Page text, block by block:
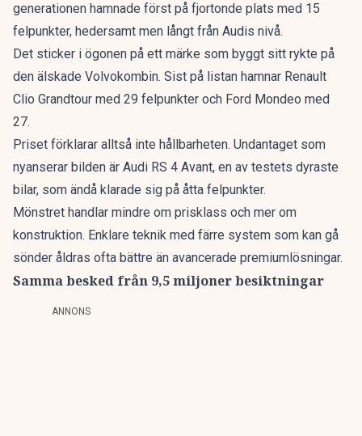
generationen hamnade först på fjortonde plats med 15
felpunkter, hedersamt men långt från Audis nivå.
Det sticker i ögonen på ett märke som byggt sitt rykte på
den älskade Volvokombin. Sist på listan hamnar Renault
Clio Grandtour med 29 felpunkter och Ford Mondeo med
27.
Priset förklarar alltså inte hållbarheten. Undantaget som
nyanserar bilden är Audi RS 4 Avant, en av testets dyraste
bilar, som ändå klarade sig på åtta felpunkter.
Mönstret handlar mindre om prisklass och mer om
konstruktion. Enklare teknik med färre system som kan gå
sönder åldras ofta bättre än avancerade premiumlösningar.
Samma besked från 9,5 miljoner besiktningar
ANNONS